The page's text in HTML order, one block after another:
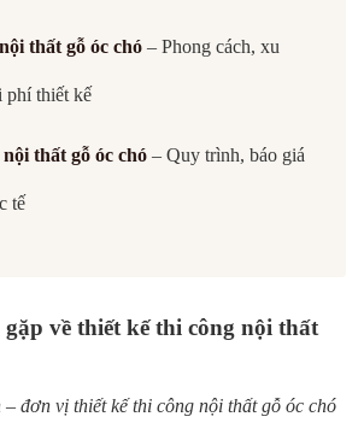
thất gỗ óc chó– Phong cách, xu
phí thiết kế
thất gỗ óc chó– Quy trình, báo giá
tế
về thiết kế thi công nội thất
đơn vị thiết kế thi công nội thất gỗ óc chó